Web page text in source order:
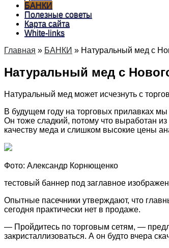
БАНКИ
Полезные советы
Карта сайта
White-links
Главная » БАНКИ » Натуральный мед с
Натуральный мед с
Натуральный мед может исчезнуть с
В будущем году на торговых прилавках
Он тоже сладкий, потому что выработан
качеству меда и слишком высокие цены
Фото: Александр Корнющенко
тестовый баннер под заглавное
Опытные пасечники утверждают, что
сегодня практически нет в продаже.
— Пройдитесь по торговым сетям, —
закристаллизоваться. А он будто вчера